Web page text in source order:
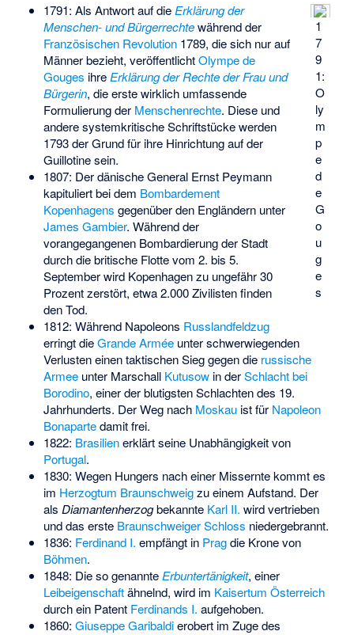
1
7
9
1:
O
ly
m
p
e
d
e
G
o
u
g
e
s
1791: Als Antwort auf die Erklärung der
Menschen- und Bürgerrechtewährend der
Französischen Revolution1789, die sich nur auf
Männer bezieht, veröffentlichtOlympe de
Gouges ihre Erklärung der Rechte der Frau und
Bürgerin, die erste wirklich umfassende
Formulierung der Menschenrechte. Diese und
andere systemkritische Schriftstücke werden
1793 der Grund für ihre Hinrichtung auf der
Guillotine sein.
1807: Der dänische General Ernst Peymann
kapituliert bei dem Bombardement
Kopenhagens gegenüber den Engländern unter
James Gambier. Während der
vorangegangenen Bombardierung der Stadt
durch die britische Flotte vom 2. bis 5.
September wird Kopenhagen zu ungefähr 30
Prozent zerstört, etwa 2.000 Zivilisten finden
den Tod.
1812: Während Napoleons Russlandfeldzug
erringt dieGrande Arméeunter schwerwiegenden
Verlusten einen taktischen Sieg gegen die russische
Armeeunter Marschall Kutusowin derSchlacht bei
Borodino, einer der blutigsten Schlachten des 19.
Jahrhunderts. Der Weg nach Moskauist für Napoleon
Bonapartedamit frei.
1822: Brasilienerklärt seine Unabhängigkeit von
Portugal.
1830: Wegen Hungers nach einer Missernte kommt es
im Herzogtum Braunschweigzu einem Aufstand. Der
als Diamantenherzogbekannte Karl II. wird vertrieben
und das erste Braunschweiger Schloss niedergebrannt.
1836: Ferdinand I. empfängt in Pragdie Krone von
Böhmen.
1848: Die so genannte Erbuntertänigkeit, einer
Leibeigenschaftähnelnd, wird im Kaisertum Österreich
durch ein Patent Ferdinands I. aufgehoben.
1860: Giuseppe Garibaldierobert im Zuge des